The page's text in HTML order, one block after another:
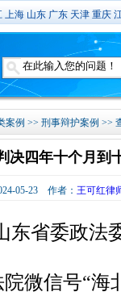
上海 山东 广东 天津 重庆
案例 >> 刑事辩护案例 >>
决四年十个月到
05-23 作者： 王可红律
东省委政法
微信号“海